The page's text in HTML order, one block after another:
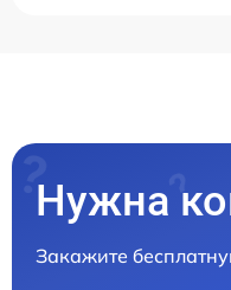
Нужна
Закажите